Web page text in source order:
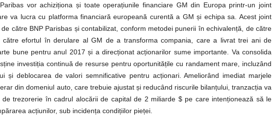
vor achiziționa și toate operațiunile financiare GM din Europa printr-un joint
va lucra cu platforma financiară europeană curentă a GM și echipa sa. Acest joint
către BNP Parisbas și contabilizat, conform metodei punerii în echivalență, de către
către efortul în derulare al GM de a transforma compania, care a livrat trei ani de
bune pentru anul 2017 și a direcționat acționarilor sume importante. Va consolida
investiția continuă de resurse pentru oportunitățile cu randament mare, incluzând
și deblocarea de valori semnificative pentru acționari. Ameliorând imediat marjele
din domeniul auto, care trebuie ajustat și reducând riscurile bilanțului, tranzacția va
trezorerie în cadrul alocării de capital de 2 miliarde $ pe care intenționează să le
acțiunilor, sub incidența condițiilor pieței.